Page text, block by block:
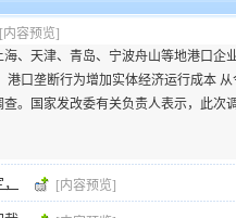
[内容预览]
、天津、青岛、宁波舟山等地港口企
港口垄断行为增加实体经济运行成本
。国家发改委有关负责人表示，此次
[内容预览]